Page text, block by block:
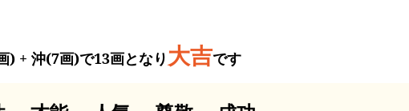
) + 沖(7画)で13画となり 大吉です